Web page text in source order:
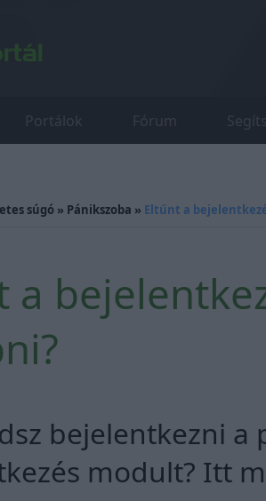
Portálok Fórum
súgó » Pánikszoba » Eltűnt a
a
bejelentkezni
modult? Itt